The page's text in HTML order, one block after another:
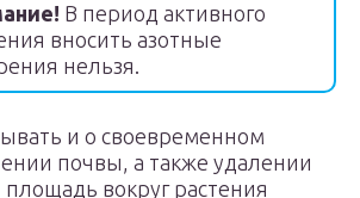
В период активного
вносить азотные
нельзя.
и о своевременном
почвы, а также удалении
площадь вокруг растения